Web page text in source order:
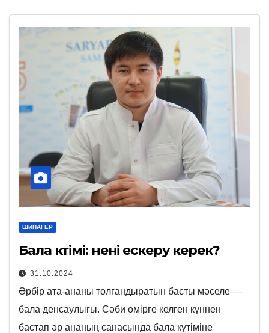
ШИПАГЕР
Бала күтімі: нені ескеру керек?
31.10.2024
Әрбір ата-ананы толғандыратын басты мәселе —
бала денсаулығы. Сәби өмірге келген күннен
бастап әр ананың санасында бала күтіміне